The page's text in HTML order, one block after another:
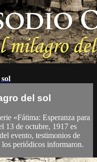
del sol
«Fátima: Esperanza para
13 de octubre, 1917 es
evento, testimonios de
periódicos informaron.